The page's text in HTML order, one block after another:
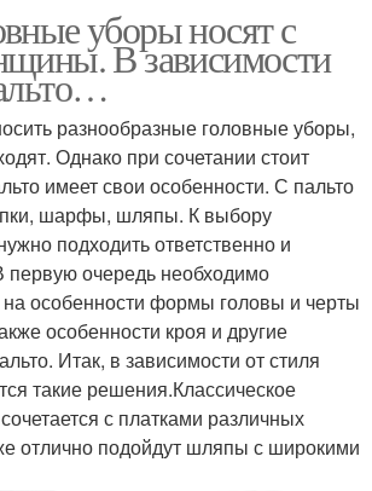
уборы носят с
В зависимости
разнообразные головные уборы,
Однако при сочетании стоит
имеет свои особенности. С пальто
шарфы, шляпы. К выбору
подходить ответственно и
первую очередь необходимо
на особенности формы головы и черты
особенности кроя и другие
Итак, в зависимости от стиля
такие решения.Классическое
с платками различных
отлично подойдут шляпы с широкими